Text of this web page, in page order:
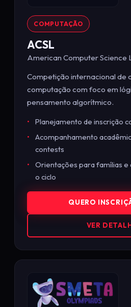
COMPUTAÇÃO
ACSL
American Computer Science
Competição internacional de
computação com foco em
pensamento algorítmico.
Planejamento de inscrição
Acompanhamento
contests
Orientações para famílias e
o ciclo
QUERO
VER